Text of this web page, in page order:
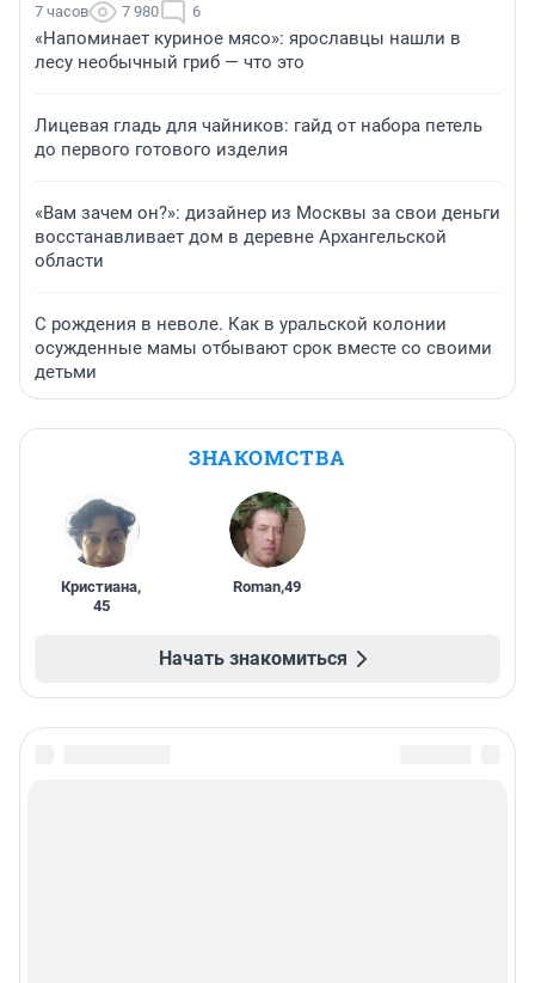
7 часов 7 980 6
«Напоминает куриное мясо»: ярославцы нашли в
лесу необычный гриб — что это
Лицевая гладь для чайников: гайд от набора петель
до первого готового изделия
«Вам зачем он?»: дизайнер из Москвы за свои деньги
восстанавливает дом в деревне Архангельской
области
С рождения в неволе. Как в уральской колонии
осужденные мамы отбывают срок вместе со своими
детьми
ЗНАКОМСТВА
Кристиана,
45
Roman,49
Начать знакомиться